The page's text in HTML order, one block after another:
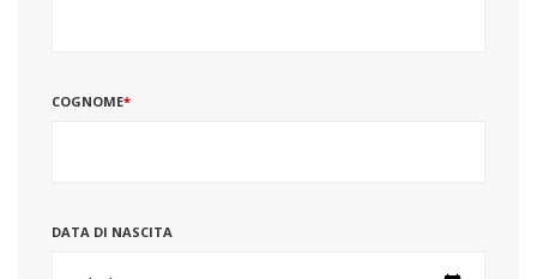
COGNOME*
DATA DI NASCITA